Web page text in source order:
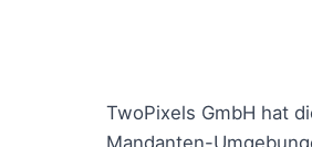
TwoPixels GmbH hat
Mandanten-